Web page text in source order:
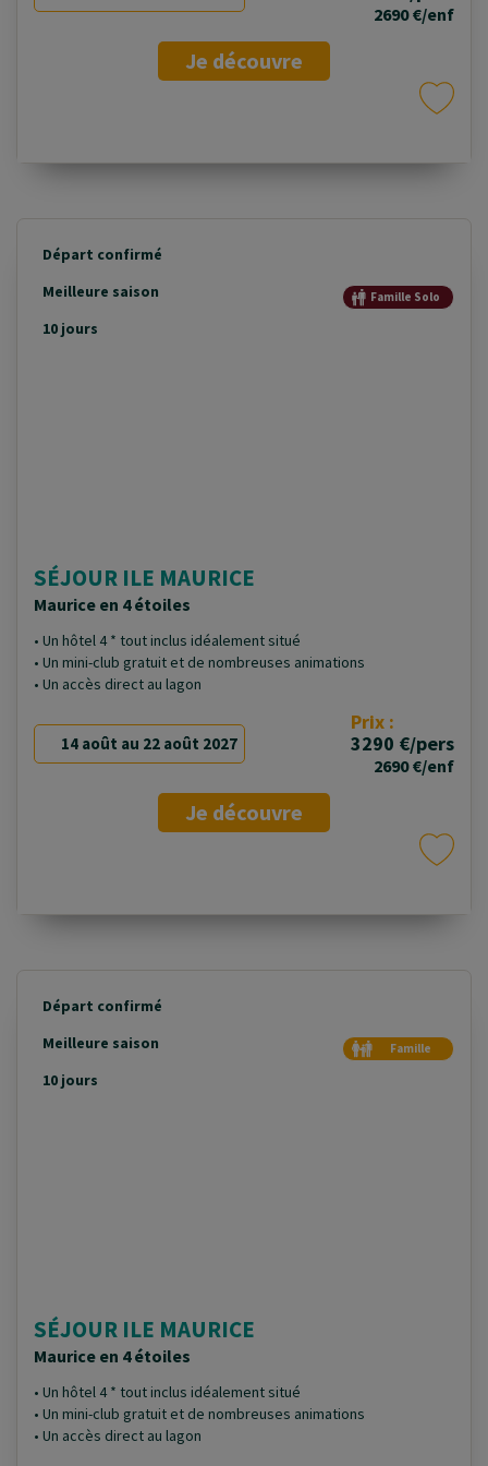
2690 €/enf
Je découvre
Départ confirmé
Meilleure saison
10 jours
Famille Solo
SÉJOUR ILE MAURICE
Maurice en 4 étoiles
• Un hôtel 4 * tout inclus idéalement situé
• Un mini-club gratuit et de nombreuses animations
• Un accès direct au lagon
14 août au 22 août 2027
Prix :
3290 €/pers
2690 €/enf
Je découvre
Départ confirmé
Meilleure saison
10 jours
Famille
SÉJOUR ILE MAURICE
Maurice en 4 étoiles
• Un hôtel 4 * tout inclus idéalement situé
• Un mini-club gratuit et de nombreuses animations
• Un accès direct au lagon